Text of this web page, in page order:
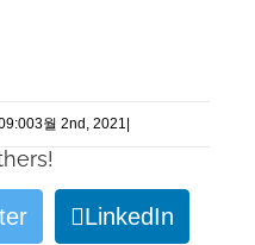
3월 2nd, 2021
LinkedIn